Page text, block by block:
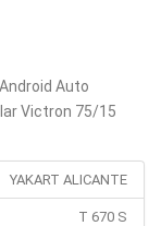
Auto
Victron 75/15
YAKART ALICANTE
T 670 S